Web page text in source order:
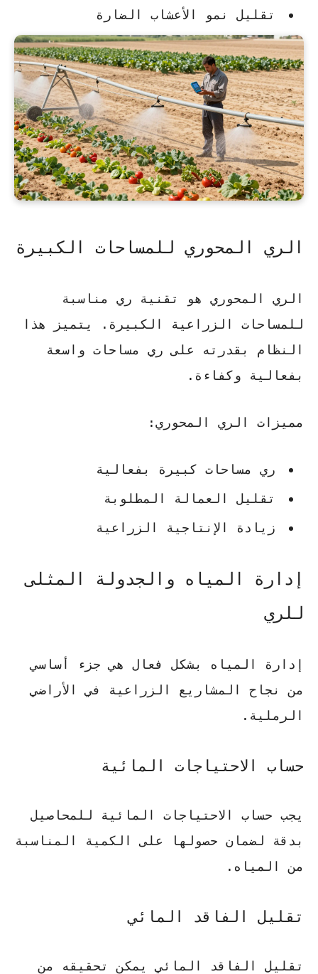
تقليل نمو الأعشاب الضارة
الري المحوري للمساحات الكبيرة
الري المحوري هو تقنية ري مناسبة
للمساحات الزراعية الكبيرة. يتميز هذا
النظام بقدرته على ري مساحات واسعة
بفعالية وكفاءة.
مميزات الري المحوري:
ري مساحات كبيرة بفعالية
تقليل العمالة المطلوبة
زيادة الإنتاجية الزراعية
إدارة المياه والجدولة المثلى
للري
إدارة المياه بشكل فعال هي جزء أساسي
من نجاح المشاريع الزراعية في الأراضي
الرملية.
حساب الاحتياجات المائية
يجب حساب الاحتياجات المائية للمحاصيل
بدقة لضمان حصولها على الكمية المناسبة
من المياه.
تقليل الفاقد المائي
تقليل الفاقد المائي يمكن تحقيقه من